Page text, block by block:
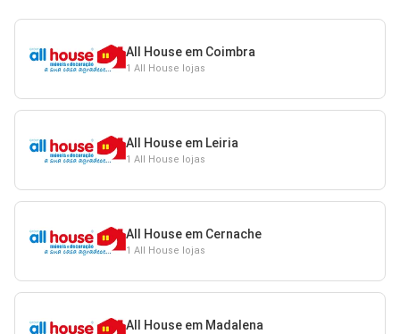
All House em Coimbra
1 All House lojas
All House em Leiria
1 All House lojas
All House em Cernache
1 All House lojas
All House em Madalena